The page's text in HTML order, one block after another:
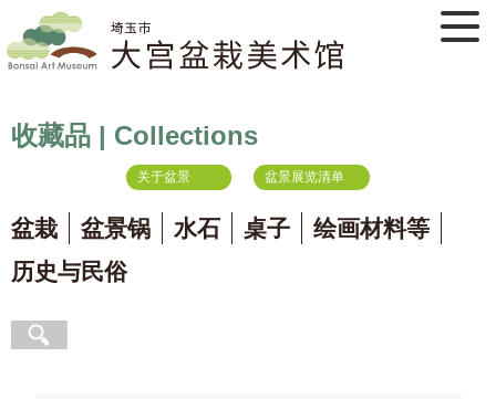
收藏品 | Collections
关于盆景 盆景展览清单
盆栽 盆景锅 水石 桌子
绘画材料等
历史与民俗